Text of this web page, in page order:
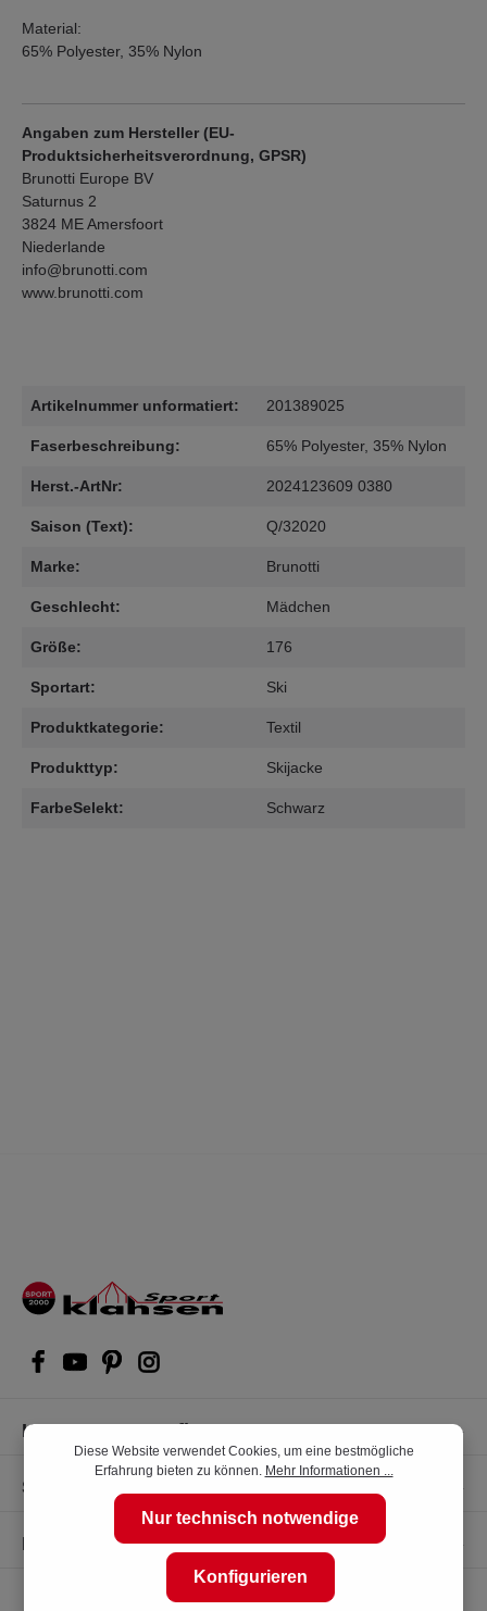
Material:
65% Polyester, 35% Nylon
Angaben zum Hersteller (EU-
Produktsicherheitsverordnung, GPSR)
Brunotti Europe BV
Saturnus 2
3824 ME Amersfoort
Niederlande
info@brunotti.com
www.brunotti.com
Artikelnummer unformatiert: 201389025
Faserbeschreibung: 65% Polyester, 35% Nylon
Herst.-ArtNr: 2024123609 0380
Saison (Text): Q/32020
Marke: Brunotti
Geschlecht: Mädchen
Größe: 176
Sportart: Ski
Produktkategorie: Textil
Produkttyp: Skijacke
FarbeSelekt: Schwarz
Kompetente Kaufberatung
Shop Service
Informationen
Diese Website verwendet Cookies, um eine bestmögliche
Erfahrung bieten zu können. Mehr Informationen ...
Nur technisch notwendige
Konfigurieren